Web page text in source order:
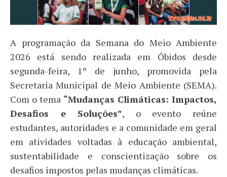
A programação da Semana do Meio Ambiente
2026 está sendo realizada em Óbidos desde
segunda-feira, 1º de junho, promovida pela
Secretaria Municipal de Meio Ambiente (SEMA).
Com o tema “Mudanças Climáticas: Impactos,
Desafios e Soluções”, o evento reúne
estudantes, autoridades e a comunidade em geral
em atividades voltadas à educação ambiental,
sustentabilidade e conscientização sobre os
desafios impostos pelas mudanças climáticas.